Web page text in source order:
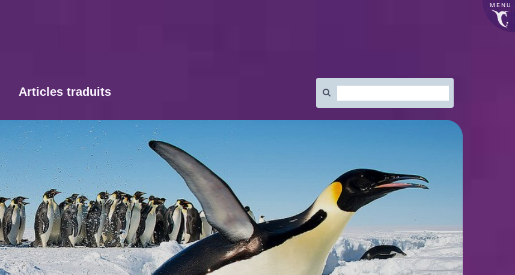
MENU
Articles traduits
: